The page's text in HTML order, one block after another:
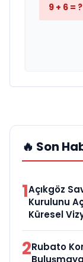
9 + 6 = ?
🔥 Son
1Açıkgöz
Kurulunu
Küresel
2Rubato